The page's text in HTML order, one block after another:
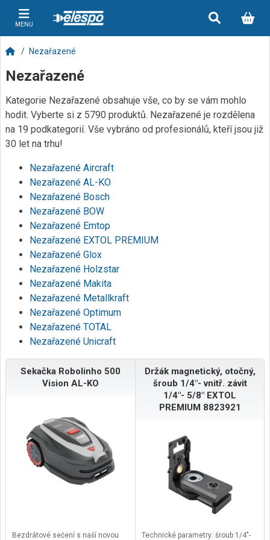
MENU
Nezařazené
Nezařazené
Kategorie Nezařazené obsahuje vše, co by se vám mohlo
hodit. Vyberte si z 5790 produktů. Nezařazené je rozdělena
na 19 podkategorií. Vše vybráno od profesionálů, kteří jsou již
30 let na trhu!
Nezařazené Aircraft
Nezařazené AL-KO
Nezařazené Bosch
Nezařazené BOW
Nezařazené Emtop
Nezařazené EXTOL PREMIUM
Nezařazené Glox
Nezařazené Holzstar
Nezařazené Makita
Nezařazené Metallkraft
Nezařazené Optimum
Nezařazené TOTAL
Nezařazené Unicraft
Sekačka Robolinho 500
Vision AL-KO
Bezdrátové sečení s naší novou
Držák magnetický, otočný,
šroub 1/4"- vnitř. závit
1/4"- 5/8" EXTOL
PREMIUM 8823921
Technické parametry: šroub 1/4"-